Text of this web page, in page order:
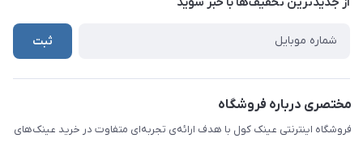
راهنما
ثبت
مختصری درباره فروشگاه
فروشگاه اینترنتی عینک کول با هدف ارائه‌ی تجربه‌ای متفاوت در خرید عینک‌های